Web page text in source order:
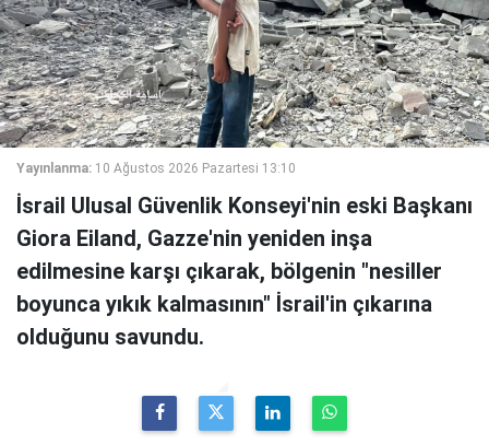
Yayınlanma: 10 Ağustos 2026 Pazartesi 13:10
İsrail Ulusal Güvenlik Konseyi'nin eski Başkanı
Giora Eiland, Gazze'nin yeniden inşa
edilmesine karşı çıkarak, bölgenin "nesiller
boyunca yıkık kalmasının" İsrail'in çıkarına
olduğunu savundu.